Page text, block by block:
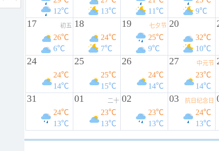
12℃
13℃
11℃
9℃
17 初五
26℃
6℃
18
24℃
7℃
19 七夕节
25℃
9℃
20
32℃
10℃
24
24℃
14℃
25
25℃
15℃
26
24℃
14℃
27 中元节
23℃
14℃
31
24℃
13℃
01 二十
23℃
13℃
02
23℃
13℃
03 抗日纪念日
24℃
13℃